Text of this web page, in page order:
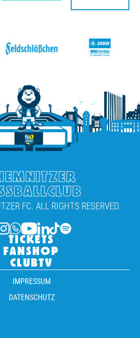
FC. ALL RIGHTS RESERVED.
TICKETS
FANSHOP
CLUBTV
IMPRESSUM
DATENSCHUTZ